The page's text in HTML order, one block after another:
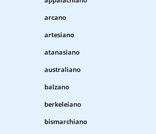
arcano
artesiano
atanasiano
australiano
balzano
berkeleiano
bismarchiano